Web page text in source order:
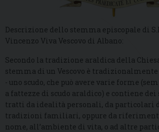
Descrizione dello stemma episcopale di
Vincenzo Viva Vescovo di Albano:
Secondo la tradizione araldica della
stemma di un Vescovo è tradizionalmente
- uno scudo, che può avere varie forme
a fattezze di scudo araldico) e contiene
tratti da idealità personali, da particolari
tradizioni familiari, oppure da
nome, all’ambiente di vita, o ad altre